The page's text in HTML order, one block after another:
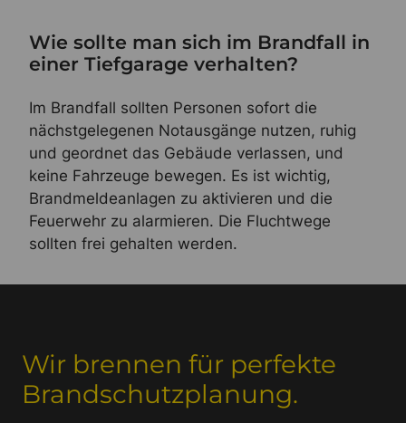
Wie sollte man sich im Brandfall in
einer Tiefgarage verhalten?
Im Brandfall sollten Personen sofort die
nächstgelegenen Notausgänge nutzen, ruhig
und geordnet das Gebäude verlassen, und
keine Fahrzeuge bewegen. Es ist wichtig,
Brandmeldeanlagen zu aktivieren und die
Feuerwehr zu alarmieren. Die Fluchtwege
sollten frei gehalten werden.
Wir brennen für perfekte
Brandschutzplanung.